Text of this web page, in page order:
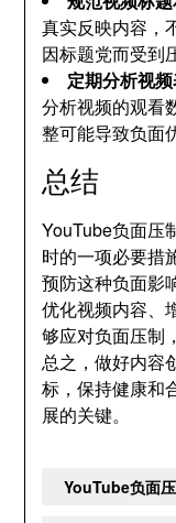
真实反映内容，
因标题党而受到
定期分析视
分析视频的观看
整可能导致负面
总结
YouTube负面压
时的一项必要措
预防这种负面影
优化视频内容、
够应对负面压制
总之，做好内容
标，保持健康和
展的关键。
YouTube负面